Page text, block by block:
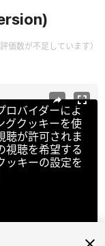
評価数が不足しています）
ロバイダーによ
グクッキーを使
聴が許可されま
視聴を希望する
ッキーの設定を